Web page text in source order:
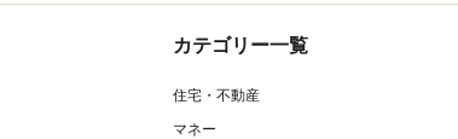
カテゴリー一覧
住宅・不動産
マネー